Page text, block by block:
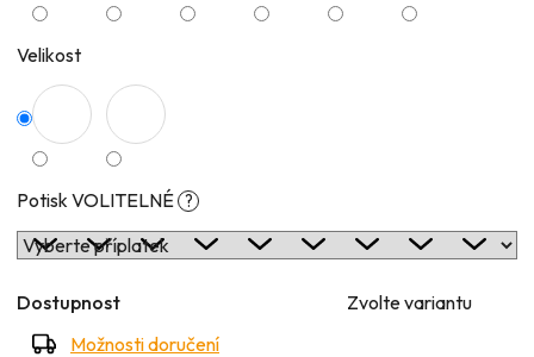
Velikost
Potisk VOLITELNÉ ?
Dostupnost
Zvolte variantu
Možnosti doručení